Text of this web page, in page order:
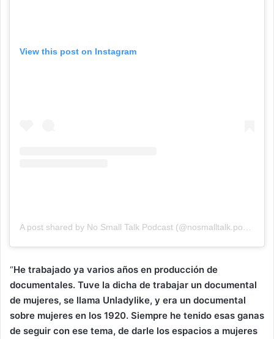
View this post on Instagram
“He trabajado ya varios años en producción de
documentales. Tuve la dicha de trabajar un documental
de mujeres, se llama Unladylike, y era un documental
sobre mujeres en los 1920. Siempre he tenido esas ganas
de seguir con ese tema, de darle los espacios a mujeres